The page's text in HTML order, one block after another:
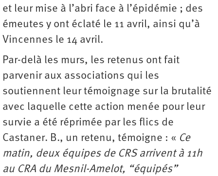
et leur mise à l’abri face à l’épidémie ; des
émeutes y ont éclaté le 11 avril, ainsi qu’à
Vincennes le 14 avril.
Par-delà les murs, les retenus ont fait
parvenir aux associations qui les
soutiennent leur témoignage sur la brutalité
avec laquelle cette action menée pour leur
survie a été réprimée par les flics de
Castaner. B., un retenu, témoigne : « Ce
matin, deux équipes de CRS arrivent à 11h
au CRA du Mesnil-Amelot, “équipés”